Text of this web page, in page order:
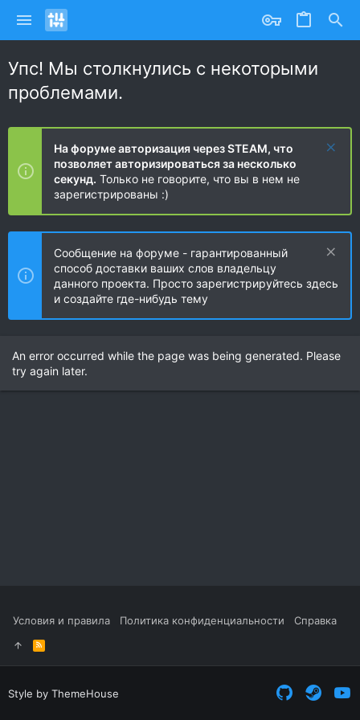
Упс! Мы столкнулись с некоторыми
проблемами.
На форуме авторизация через STEAM, что
позволяет авторизироваться за несколько
секунд. Только не говорите, что вы в нем не
зарегистрированы :)
Сообщение на форуме - гарантированный
способ доставки ваших слов владельцу
данного проекта. Просто зарегистрируйтесь здесь
и создайте где-нибудь тему
An error occurred while the page was being generated. Please
try again later.
Условия и правила Политика конфиденциальности Справка
R
S
S
Style by ThemeHouse